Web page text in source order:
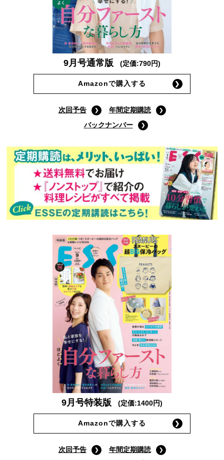
9月号通常版 (定価:790円)
Amazonで購入する
次回予告
年間定期購読
バックナンバー
9月号特装版 (定価:1400円)
Amazonで購入する
次回予告
年間定期購読